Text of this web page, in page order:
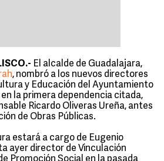
El alcalde de Guadalajara,
, nombró a los nuevos directores
y Educación del Ayuntamiento
la primera dependencia citada,
Ricardo Oliveras Ureña, antes
de Obras Públicas.
estará a cargo de Eugenio
ayer director de Vinculación